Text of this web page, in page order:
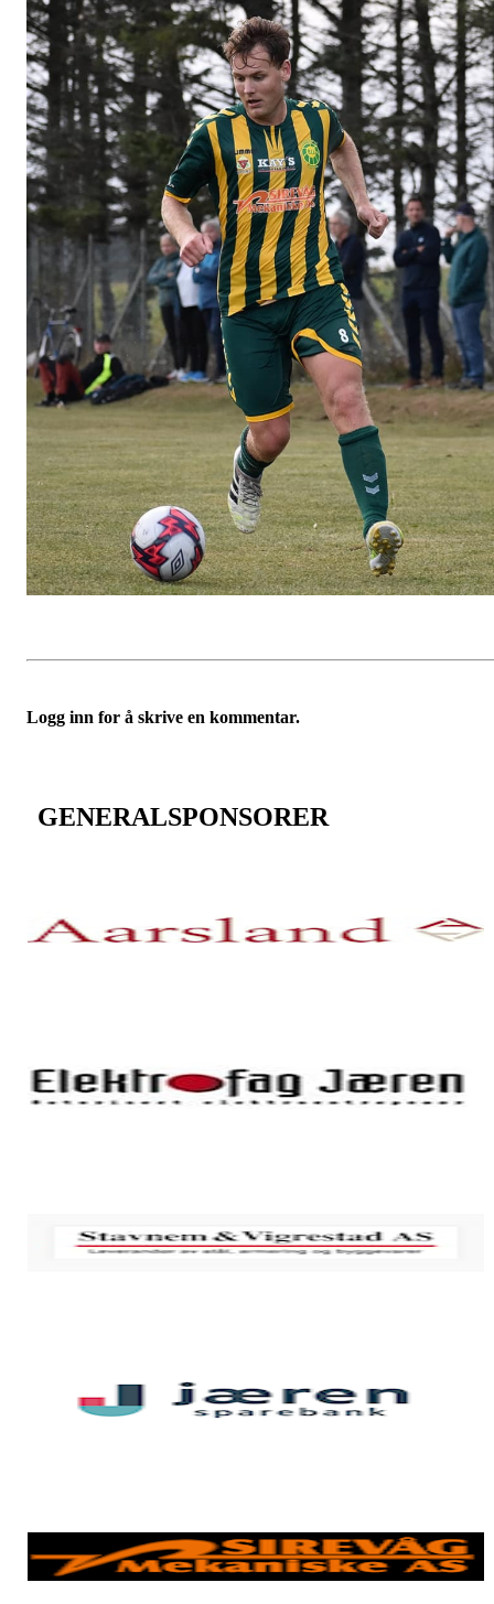
Logg inn for å skrive en kommentar.
GENERALSPONSORER